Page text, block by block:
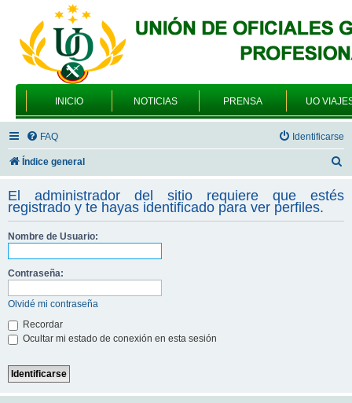
INICIO NOTICIAS PRENSA UO
FAQ Identificarse
Índice general
s
c
El administrador del sitio requiere que estés
registrado y te hayas identificado para ver perfiles.
Nombre de Usuario:
Contraseña:
Olvidé mi contraseña
Recordar
Ocultar mi estado de conexión en esta sesión